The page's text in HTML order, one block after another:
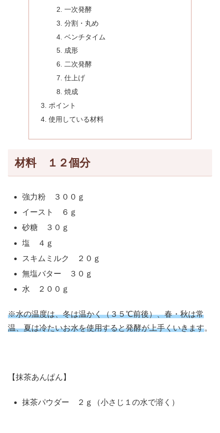
一次発酵
分割・丸め
ベンチタイム
成形
二次発酵
仕上げ
焼成
ポイント
使用している材料
材料 １２個分
強力粉 ３００ｇ
イースト ６ｇ
砂糖 ３０ｇ
塩 ４ｇ
スキムミルク ２０ｇ
無塩バター ３０ｇ
水 ２００ｇ
※水の温度は、冬は温かく（３５℃前後）、春・秋は常
温、夏は冷たいお水を使用すると発酵が上手くいきます。
【抹茶あんぱん】
抹茶パウダー ２ｇ（小さじ１の水で溶く）